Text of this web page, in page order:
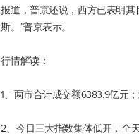
报道，普京还说，西方已表明其
斯。”普京表示。
行情解读：
1、两市合计成交额6383.9亿元
2、今日三大指数集体低开，全